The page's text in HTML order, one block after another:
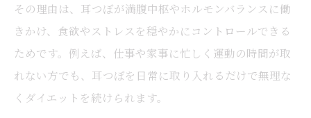
自律神経を整える耳つぼの選び方とポイン
ト
耳つぼジュエリーのリラックス効果を実感
その理由は、耳つぼが満腹中枢やホルモンバランスに働
きかけ、食欲やストレスを穏やかにコントロールできる
ためです。例えば、仕事や家事に忙しく運動の時間が取
れない方でも、耳つぼを日常に取り入れるだけで無理な
くダイエットを続けられます。